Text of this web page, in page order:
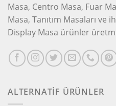
Masa, Centro Masa, Fuar
Masa, Tanıtım Masaları ve
Display Masa ürünler
ALTERNATİF ÜRÜNLER